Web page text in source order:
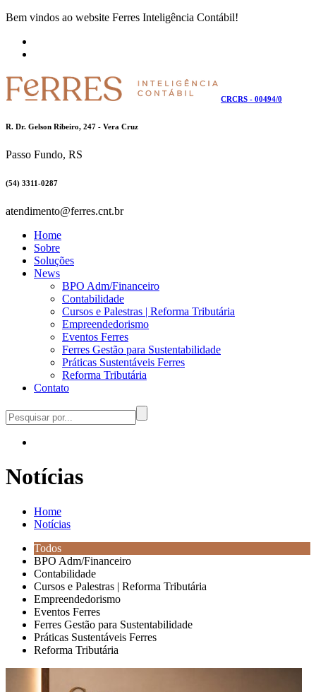
Bem vindos ao website Ferres Inteligência Contábil!
CRCRS - 00494/0
R. Dr. Gelson Ribeiro, 247 - Vera Cruz
Passo Fundo, RS
(54) 3311-0287
atendimento@ferres.cnt.br
Home
Sobre
Soluções
News
BPO Adm/Financeiro
Contabilidade
Cursos e Palestras | Reforma Tributária
Empreendedorismo
Eventos Ferres
Ferres Gestão para Sustentabilidade
Práticas Sustentáveis Ferres
Reforma Tributária
Contato
Notícias
Home
Notícias
Todos
BPO Adm/Financeiro
Contabilidade
Cursos e Palestras | Reforma Tributária
Empreendedorismo
Eventos Ferres
Ferres Gestão para Sustentabilidade
Práticas Sustentáveis Ferres
Reforma Tributária